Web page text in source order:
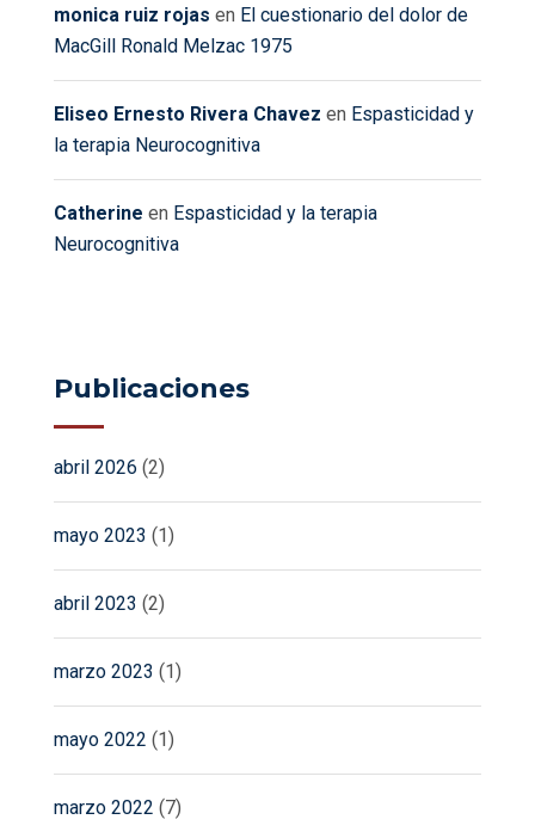
monica ruiz rojas en El cuestionario del dolor de
MacGill Ronald Melzac 1975
Eliseo Ernesto Rivera Chavez en Espasticidad y
la terapia Neurocognitiva
Catherine en Espasticidad y la terapia
Neurocognitiva
Publicaciones
abril 2026 (2)
mayo 2023 (1)
abril 2023 (2)
marzo 2023 (1)
mayo 2022 (1)
marzo 2022 (7)